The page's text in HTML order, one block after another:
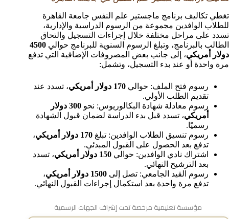
تغطي تكاليف برنامج ماجستير علم النفس جامعة القاهرة
للطلاب الوافدين مجموعة من الرسوم الدراسية والإدارية،
تسدد على مراحل مختلفة خلال إجراءات التسجيل والتحاق
الطالب بالبرنامج، وتبلغ الرسوم السنوية للبرنامج حوالي 4500
دولار أمريكي، إلى جانب بعض المصروفات الإضافية التي تدفع
مرة واحدة أو عند بدء التسجيل، وتشمل:
رسوم فتح الملف: حوالي 170 دولار أمريكي
، تسدد عند
تقديم الطلب الأولي.
رسوم معادلة شهادة البكالوريوس: نحو
300 دولار
أمريكي، تسدد قبل بدء الدراسة لضمان قبول الشهادة
رسميًا.
رسوم تنسيق الطلاب الوافدين: تبلغ 170 دولار أمريكي
،
تدفع بعد الحصول على القبول المبدئي.
اشتراك نادي الوافدين: حوالي 150 دولار أمريكي
، تسدد
بعد الترشيح النهائي.
رسوم القيد الجامعي: تصل إلى 1500 دولار أمريكي
،
تدفع مرة واحدة بعد استكمال إجراءات القبول النهائي.
مؤسسة تعليمية مرخصة تحت إشراف الجهات الرسمية